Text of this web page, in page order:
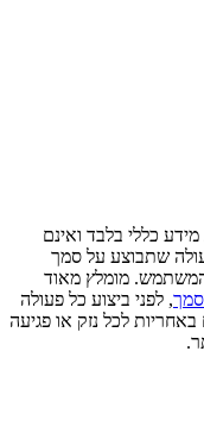
כללי בלבד ואינם
שתבוצע על סמך
מומלץ מאוד
, לפני ביצוע כל פעולה
לכל נזק או פגיעה